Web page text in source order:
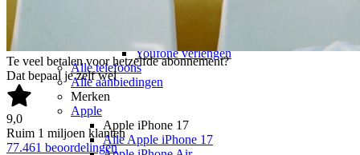
Youfone
Youfone aanbiedingen
Youfone verlengen
Alle telefoons
Alle aanbiedingen
Merken
Apple
Apple iPhone 17
Alle Apple iPhone 17
Te veel betalen voor hetzelfde abonnement?
Dat bepaal je zelf wel
9,0
Ruim 1 miljoen klanten
77.461 beoordelingen